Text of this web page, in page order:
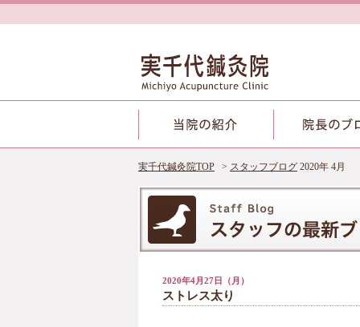
実千代鍼灸院TOP スタッフブログ 2020年 4月
2020年4月27日（月）
ストレス太り